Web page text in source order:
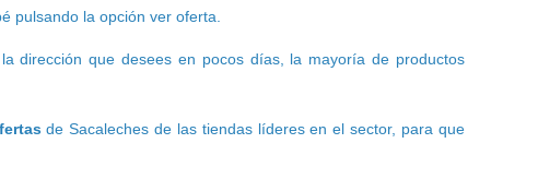
pulsando la opción ver oferta.
dirección que desees en pocos días, la mayoría de productos
de Sacaleches de las tiendas líderes en el sector, para que